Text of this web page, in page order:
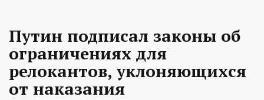
Путин подписал законы об
ограничениях для
релокантов, уклоняющихся
от наказания